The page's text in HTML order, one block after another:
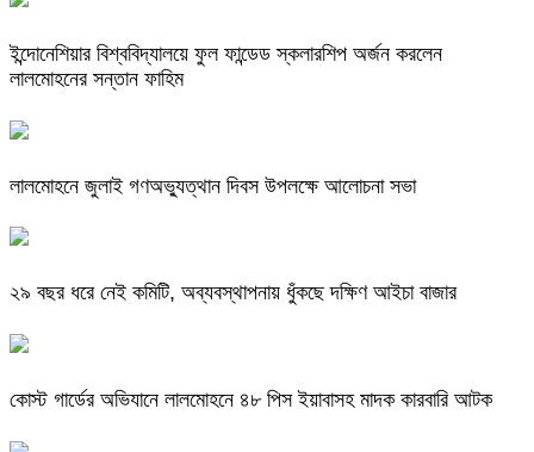
ইন্দোনেশিয়ার বিশ্ববিদ্যালয়ে ফুল ফান্ডেড স্কলারশিপ অর্জন করলেন
লালমোহনের সন্তান ফাহিম
লালমোহনে জুলাই গণঅভ্যুত্থান দিবস উপলক্ষে আলোচনা সভা
২৯ বছর ধরে নেই কমিটি, অব্যবস্থাপনায় ধুঁকছে দক্ষিণ আইচা বাজার
কোস্ট গার্ডের অভিযানে লালমোহনে ৪৮ পিস ইয়াবাসহ মাদক কারবারি আটক